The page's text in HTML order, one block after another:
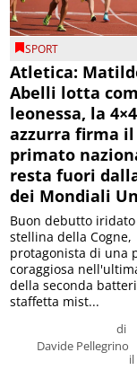
SPORT
Atletica:
Abelli lotta
leonessa, la
azzurra firma il
primato
resta fuori
dei Mondiali
di
Davide Pellegrino
Buon debutto
stellina della Cogne,
protagonista di una
coraggiosa
della seconda
staffetta mist...